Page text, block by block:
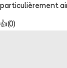
particulièrement
👍(0)